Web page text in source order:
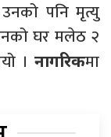
पनि मृत्यु
घर मलेठ २
। नागरिकमा